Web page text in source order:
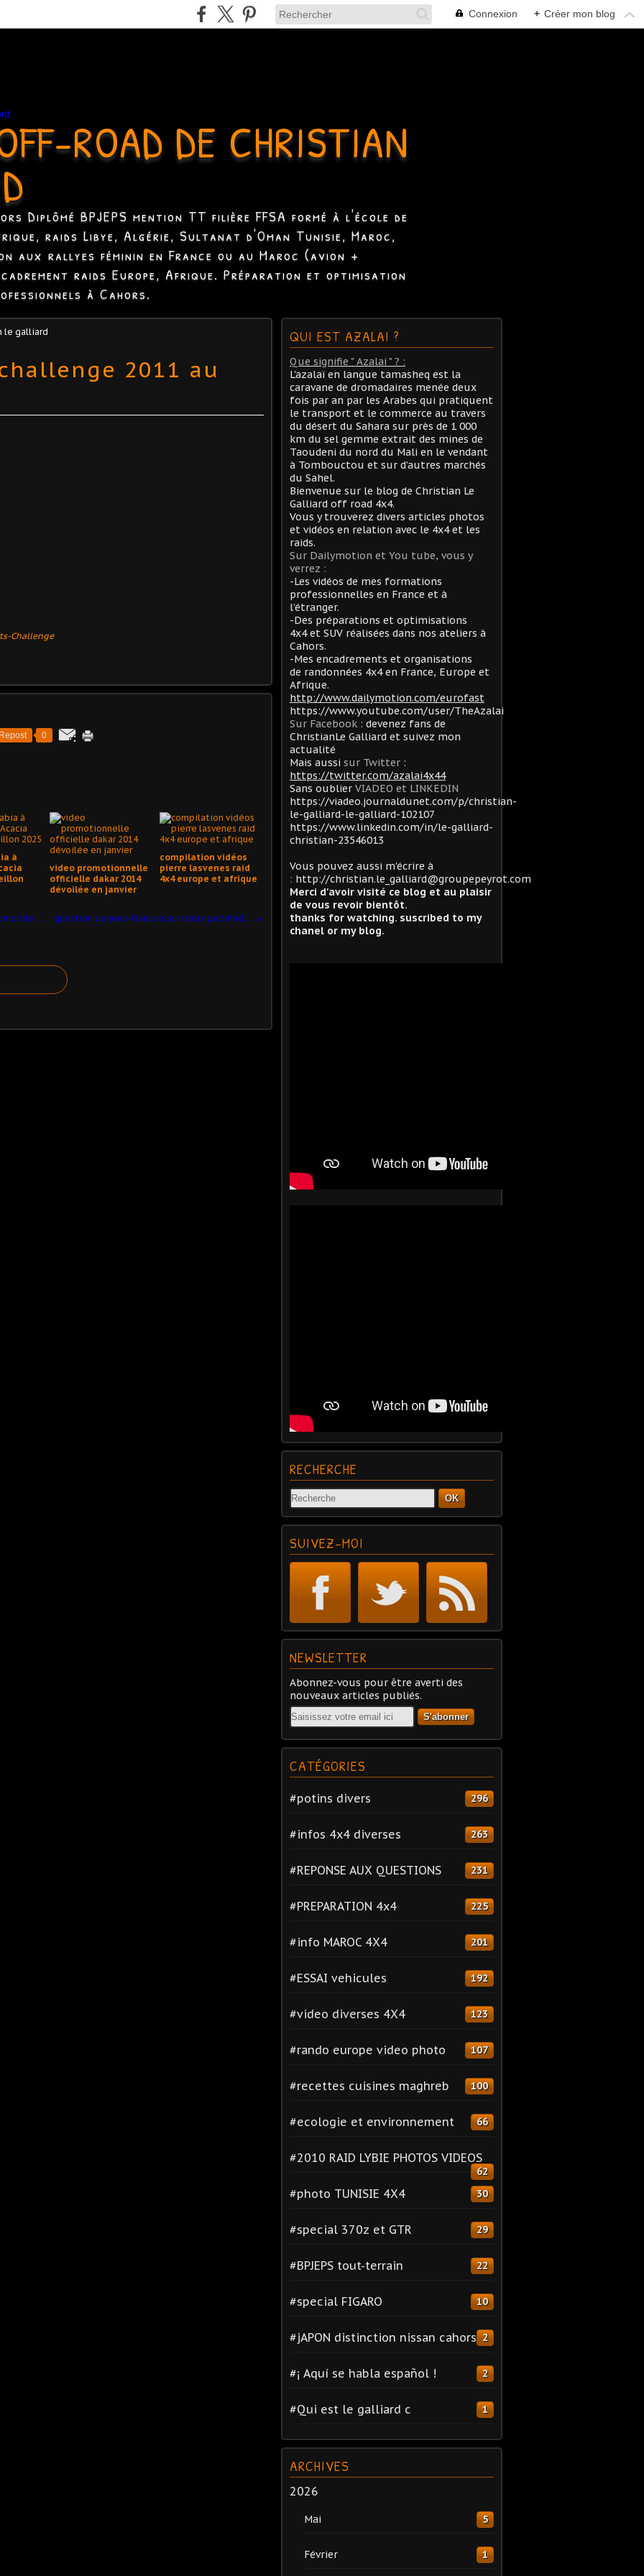
Connexion + Créer mon blog
ROAD DE CHRISTIAN
Diplômé BPJEPS mention TT filière FFSA formé à l'école de
raids Libye, Algérie, Sultanat d'Oman Tunisie, Maroc,
aux rallyes féminin en France ou au Maroc (avion +
raids Europe, Afrique. Préparation et optimisation
à Cahors.
le galliard
2011 au
Challenge
Repost 0
à
video promotionnelle
officielle dakar 2014
dévoilée en janvier
compilation vidéos
pierre lasvenes raid
4x4 europe et afrique
le groupe laudis expose au salon automobile de toulouse question de jean-francois sur choix pathfinder ou patrol
QUI EST AZALAI ?
Que signifie " Azalai " ? :
L'azalaï en langue tamasheq est la
caravane de dromadaires menée deux
fois par an par les Arabes qui pratiquent
le transport et le commerce au travers
du désert du Sahara sur près de 1 000
km du sel gemme extrait des mines de
Taoudeni du nord du Mali en le vendant
à Tombouctou et sur d’autres marchés
du Sahel.
Bienvenue sur le blog de Christian Le
Galliard off road 4x4.
Vous y trouverez divers articles photos
et vidéos en relation avec le 4x4 et les
raids.
Sur Dailymotion et You tube, vous y
verrez :
-Les vidéos de mes formations
professionnelles en France et à
l’étranger.
-Des préparations et optimisations
4x4 et SUV réalisées dans nos ateliers à
Cahors.
-Mes encadrements et organisations
de randonnées 4x4 en France, Europe et
Afrique.
http://www.dailymotion.com/eurofast
https://www.youtube.com/user/TheAzalai
Sur Facebook : devenez fans de
ChristianLe Galliard et suivez mon
actualité
Mais aussi sur Twitter :
https://twitter.com/azalai4x44
Sans oublier VIADEO et LINKEDIN
https://viadeo.journaldunet.com/p/christian-
le-galliard-le-galliard-102107
https://www.linkedin.com/in/le-galliard-
christian-23546013
Vous pouvez aussi m'écrire à
: http://christian.le_galliard@groupepeyrot.com
Merci d'avoir visité ce blog et au plaisir
de vous revoir bientôt.
thanks for watching. suscribed to my
chanel or my blog.
RECHERCHE
OK
SUIVEZ-MOI
NEWSLETTER
Abonnez-vous pour être averti des
nouveaux articles publiés.
Email
CATÉGORIES
#potins divers 296
#infos 4x4 diverses 263
#REPONSE AUX QUESTIONS 231
#PREPARATION 4x4 225
#info MAROC 4X4 201
#ESSAI vehicules 192
#video diverses 4X4 123
#rando europe video photo 107
#recettes cuisines maghreb 100
#ecologie et environnement 66
#2010 RAID LYBIE PHOTOS VIDEOS
62
#photo TUNISIE 4X4 30
#special 370z et GTR 29
#BPJEPS tout-terrain 22
#special FIGARO 10
#jAPON distinction nissan cahors 2
#¡ Aquí se habla español ! 2
#Qui est le galliard c 1
ARCHIVES
2026
Mai 5
Février 1